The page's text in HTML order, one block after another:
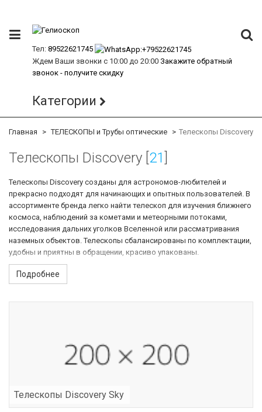
Тел: 89522621745
Ждем Ваши звонки с 10:00 до 20:00 Закажите обратный
звонок - получите скидку
Категории
Главная ТЕЛЕСКОПЫ и Трубы оптические Телескопы Discovery
Телескопы Discovery [21]
Телескопы Discovery созданы для астрономов-любителей и
прекрасно подходят для начинающих и опытных пользователей. В
ассортименте бренда легко найти телескоп для изучения ближнего
космоса, наблюдений за кометами и метеорными потоками,
исследования дальних уголков Вселенной или рассматривания
наземных объектов. Телескопы сбалансированы по комплектации,
удобны и приятны в обращении, красиво упакованы.
Подробнее
Телескопы Discovery Sky